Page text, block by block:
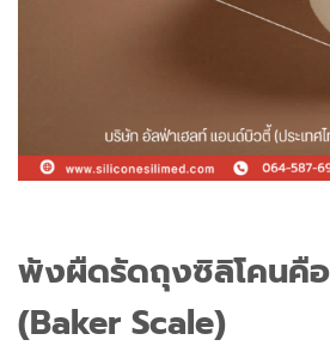
พังผืดรัดถุงซิลิโคนคือ
(Baker Scale)